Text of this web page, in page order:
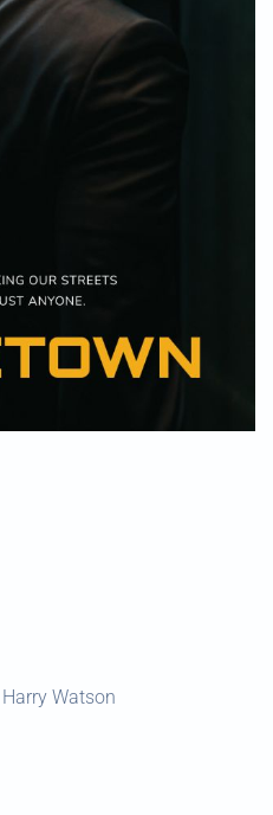
Watson